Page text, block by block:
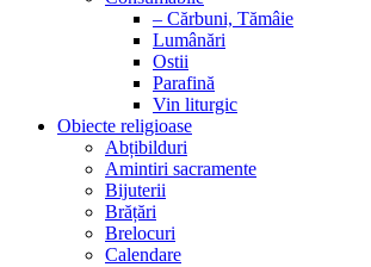
– Cărbuni, Tămâie
Lumânări
Ostii
Parafină
Vin liturgic
Obiecte religioase
Abțibilduri
Amintiri sacramente
Bijuterii
Brățări
Brelocuri
Calendare